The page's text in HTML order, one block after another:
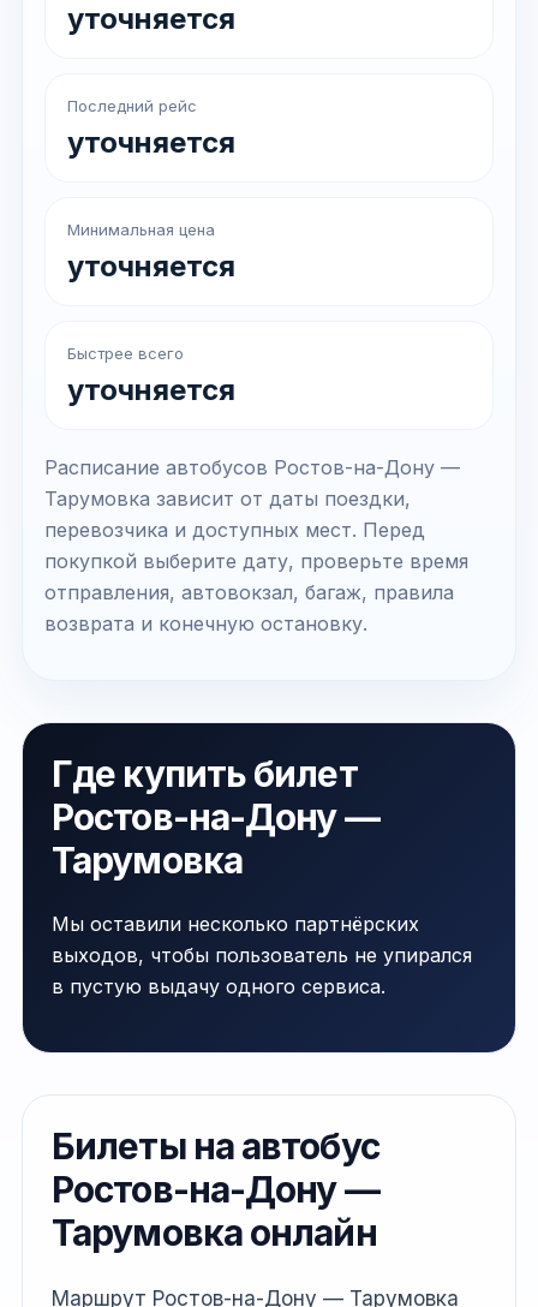
уточняется
Последний рейс
уточняется
Минимальная цена
уточняется
Быстрее всего
уточняется
Расписание автобусов Ростов-на-Дону —
Тарумовка зависит от даты поездки,
перевозчика и доступных мест. Перед
покупкой выберите дату, проверьте время
отправления, автовокзал, багаж, правила
возврата и конечную остановку.
Где купить билет
Ростов-на-Дону —
Тарумовка
Мы оставили несколько партнёрских
выходов, чтобы пользователь не упирался
в пустую выдачу одного сервиса.
Билеты на автобус
Ростов-на-Дону —
Тарумовка онлайн
Маршрут Ростов-на-Дону — Тарумовка